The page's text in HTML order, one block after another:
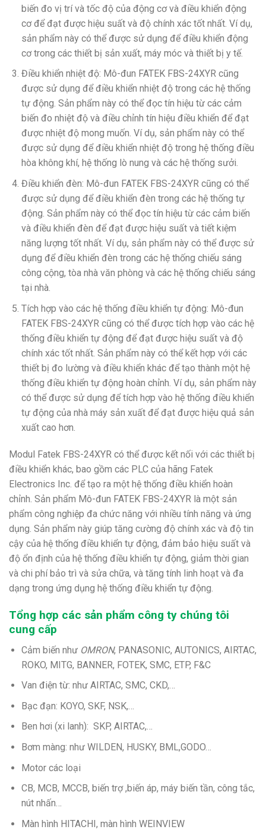
biến đo vị trí và tốc độ của động cơ và điều khiển động
cơ để đạt được hiệu suất và độ chính xác tốt nhất. Ví dụ,
sản phẩm này có thể được sử dụng để điều khiển động
cơ trong các thiết bị sản xuất, máy móc và thiết bị y tế.
Điều khiển nhiệt độ: Mô-đun FATEK FBS-24XYR cũng
được sử dụng để điều khiển nhiệt độ trong các hệ thống
tự động. Sản phẩm này có thể đọc tín hiệu từ các cảm
biến đo nhiệt độ và điều chỉnh tín hiệu điều khiển để đạt
được nhiệt độ mong muốn. Ví dụ, sản phẩm này có thể
được sử dụng để điều khiển nhiệt độ trong hệ thống điều
hòa không khí, hệ thống lò nung và các hệ thống sưởi.
Điều khiển đèn: Mô-đun FATEK FBS-24XYR cũng có thể
được sử dụng để điều khiển đèn trong các hệ thống tự
động. Sản phẩm này có thể đọc tín hiệu từ các cảm biến
và điều khiển đèn để đạt được hiệu suất và tiết kiệm
năng lượng tốt nhất. Ví dụ, sản phẩm này có thể được sử
dụng để điều khiển đèn trong các hệ thống chiếu sáng
công cộng, tòa nhà văn phòng và các hệ thống chiếu sáng
tại nhà.
Tích hợp vào các hệ thống điều khiển tự động: Mô-đun
FATEK FBS-24XYR cũng có thể được tích hợp vào các hệ
thống điều khiển tự động để đạt được hiệu suất và độ
chính xác tốt nhất. Sản phẩm này có thể kết hợp với các
thiết bị đo lường và điều khiển khác để tạo thành một hệ
thống điều khiển tự động hoàn chỉnh. Ví dụ, sản phẩm này
có thể được sử dụng để tích hợp vào hệ thống điều khiển
tự động của nhà máy sản xuất để đạt được hiệu quả sản
xuất cao hơn.
Modul Fatek FBS-24XYR có thể được kết nối với các thiết bị
điều khiển khác, bao gồm các PLC của hãng Fatek
Electronics Inc. để tạo ra một hệ thống điều khiển hoàn
chỉnh. Sản phẩm Mô-đun FATEK FBS-24XYR là một sản
phẩm công nghiệp đa chức năng với nhiều tính năng và ứng
dụng. Sản phẩm này giúp tăng cường độ chính xác và độ tin
cậy của hệ thống điều khiển tự động, đảm bảo hiệu suất và
độ ổn định của hệ thống điều khiển tự động, giảm thời gian
và chi phí bảo trì và sửa chữa, và tăng tính linh hoạt và đa
dạng trong ứng dụng hệ thống điều khiển tự động.
Tổng hợp các sản phẩm công ty chúng tôi
cung cấp
Cảm biến như OMRON, PANASONIC, AUTONICS, AIRTAC,
ROKO, MITG, BANNER, FOTEK, SMC, ETP, F&C
Van điện từ: như AIRTAC, SMC, CKD,…
Bạc đạn: KOYO, SKF, NSK,…
Ben hơi (xi lanh): SKP, AIRTAC,…
Bơm màng: như WILDEN, HUSKY, BML,GODO…
Motor các loại
CB, MCB, MCCB, biến trợ ,biến áp, máy biến tần, công tắc,
nút nhấn…
Màn hình HITACHI, màn hình WEINVIEW